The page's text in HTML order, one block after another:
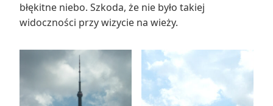
błękitne niebo. Szkoda, że nie było takiej
widoczności przy wizycie na wieży.